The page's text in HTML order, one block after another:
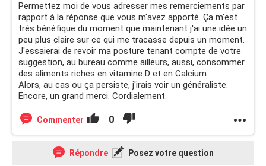
Permettez moi de vous adresser mes remerciements par
rapport à la réponse que vous m'avez apporté. Ça m'est
très bénéfique du moment que maintenant j'ai une idée un
peu plus claire sur ce qui me tracasse depuis un moment.
J'essaierai de revoir ma posture tenant compte de votre
suggestion, au bureau comme ailleurs, aussi, consommer
des aliments riches en vitamine D et en Calcium.
Alors, au cas ou ça persiste, j'irais voir un généraliste.
Encore, un grand merci. Cordialement.
Commenter 0
Répondre Posez votre question